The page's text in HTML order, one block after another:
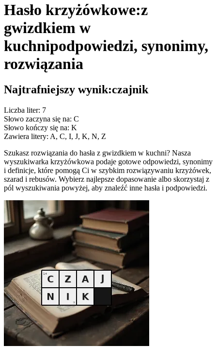
Hasło krzyżówkowe:z
gwizdkiem w
kuchnipodpowiedzi, synonimy,
rozwiązania
Najtrafniejszy wynik:czajnik
Liczba liter: 7
Słowo zaczyna się na: C
Słowo kończy się na: K
Zawiera litery: A, C, I, J, K, N, Z
Szukasz rozwiązania do hasła z gwizdkiem w kuchni? Nasza
wyszukiwarka krzyżówkowa podaje gotowe odpowiedzi, synonimy
i definicje, które pomogą Ci w szybkim rozwiązywaniu krzyżówek,
szarad i rebusów. Wybierz najlepsze dopasowanie albo skorzystaj z
pól wyszukiwania powyżej, aby znaleźć inne hasła i podpowiedzi.